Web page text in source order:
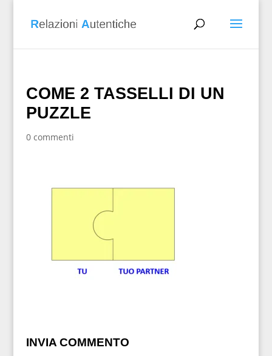
COME 2 TASSELLI DI UN
PUZZLE
0 commenti
INVIA COMMENTO